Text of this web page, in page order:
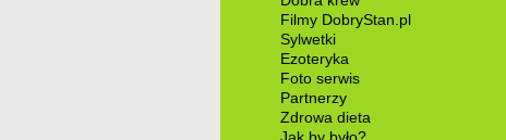
Filmy DobryStan.pl
Sylwetki
Ezoteryka
Foto serwis
Partnerzy
Zdrowa dieta
Jak by było?